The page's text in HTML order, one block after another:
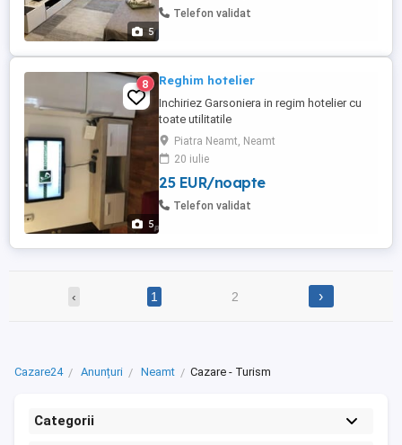
5
Telefon validat
5
8 Reghim hotelier
Inchiriez Garsoniera in regim hotelier cu
toate utilitatile
Piatra Neamt, Neamt
20 iulie
25 EUR/noapte
Telefon validat
‹ 1 2 ›
Cazare24 Anunțuri Neamt Cazare - Turism
Categorii